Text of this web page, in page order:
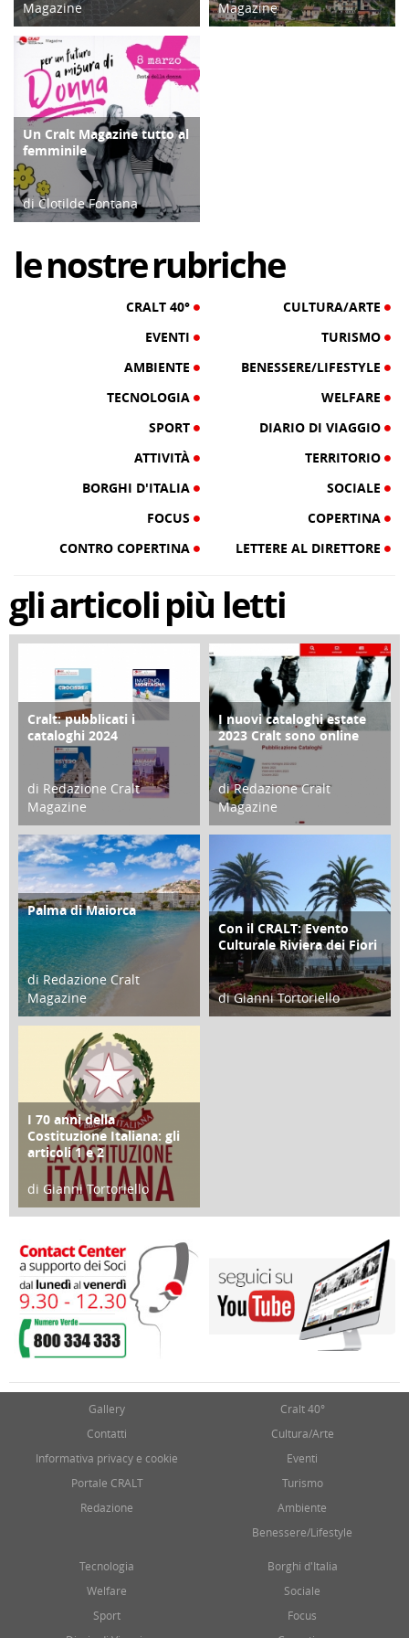
Magazine
04/12/23
Magazine
COPERTINA
Un Cralt Magazine tutto al
femminile
di Clotilde Fontana
lenostrerubriche
CRALT 40°
CULTURA/ARTE
EVENTI
TURISMO
AMBIENTE
BENESSERE/LIFESTYLE
TECNOLOGIA
WELFARE
SPORT
DIARIO DI VIAGGIO
ATTIVITÀ
TERRITORIO
BORGHI D'ITALIA
SOCIALE
FOCUS
COPERTINA
CONTRO COPERTINA
LETTERE AL DIRETTORE
gliarticolipiù letti
COPERTINA
Cralt: pubblicati i
cataloghi 2024
di Redazione Cralt
Magazine
21 Novembre 2023
CONTRO COPERTINA
I nuovi cataloghi estate
2023 Cralt sono online
di Redazione Cralt
Magazine
07 Marzo 2023
ATTIVITÀ
Palma di Maiorca
di Redazione Cralt
Magazine
25 Giugno 2016
ATTIVITÀ
Con il CRALT: Evento
Culturale Riviera dei Fiori
di Gianni Tortoriello
FOCUS
I 70 anni della
Costituzione Italiana: gli
articoli 1 e 2
di Gianni Tortoriello
17 Marzo 2018
Gallery
Contatti
Informativa privacy e cookie
Portale CRALT
Redazione
Cralt 40°
Cultura/Arte
Eventi
Turismo
Ambiente
Benessere/Lifestyle
Tecnologia
Welfare
Sport
Borghi d'Italia
Sociale
Focus